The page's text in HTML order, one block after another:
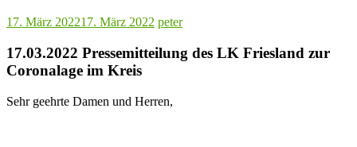
17. März 202217. März 2022 peter
17.03.2022 Pressemitteilung des LK Friesland zur
Coronalage im Kreis
Sehr geehrte Damen und Herren,